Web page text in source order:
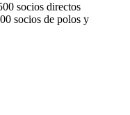
socios directos
socios de polos y